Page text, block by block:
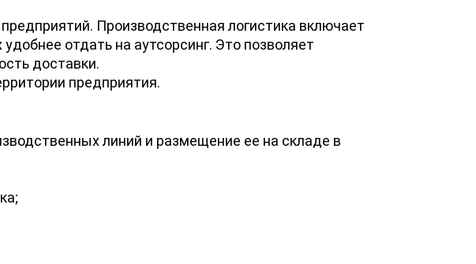
Производственная логистика включает
отдать на аутсорсинг. Это позволяет
доставки.
предприятия.
линий и размещение ее на складе в